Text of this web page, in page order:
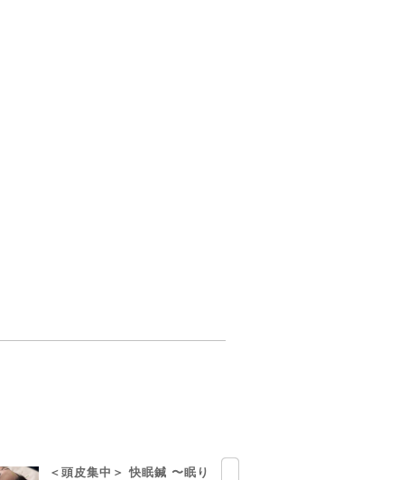
＜頭皮集中＞ 快眠鍼 〜眠り